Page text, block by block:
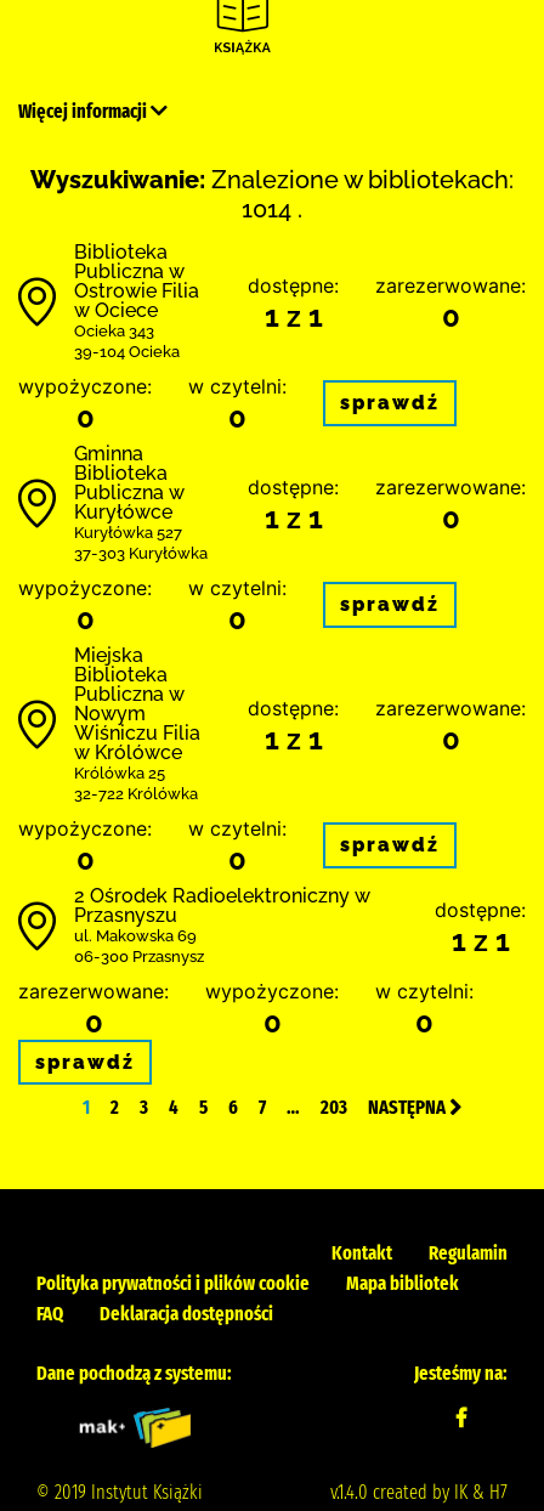
Więcej informacji
Wyszukiwanie: Znalezione w bibliotekach:
1014 .
Biblioteka
Publiczna w
Ostrowie Filia
w Ociece
Ocieka 343
39-104 Ocieka
dostępne:
1 z 1
zarezerwowane:
0
wypożyczone:
0
w czytelni:
0 sprawdź
Gminna
Biblioteka
Publiczna w
Kuryłówce
Kuryłówka 527
37-303 Kuryłówka
dostępne:
1 z 1
zarezerwowane:
0
wypożyczone:
0
w czytelni:
0 sprawdź
Miejska
Biblioteka
Publiczna w
Nowym
Wiśniczu Filia
w Królówce
Królówka 25
32-722 Królówka
dostępne:
1 z 1
zarezerwowane:
0
wypożyczone:
0
w czytelni:
0 sprawdź
2 Ośrodek Radioelektroniczny w
Przasnyszu
ul. Makowska 69
06-300 Przasnysz
dostępne:
1 z 1
zarezerwowane:
0
wypożyczone:
0
w czytelni:
0
sprawdź
1
2 3 4 5 6 7 … 203 NASTĘPNA
Kontakt
Regulamin
Polityka prywatności i plików cookie
Mapa bibliotek
FAQ
Deklaracja dostępności
Dane pochodzą z systemu: Jesteśmy na:
© 2019 Instytut Książki v.1.4.0 created by IK & H7